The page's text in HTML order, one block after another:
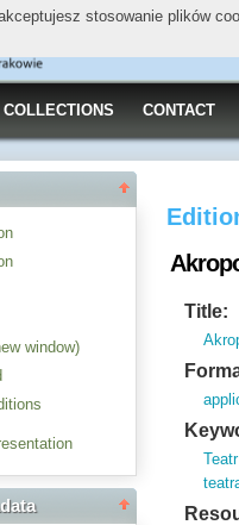
COLLECTIONS CONTACT
window)
Title:
stosowanie plików